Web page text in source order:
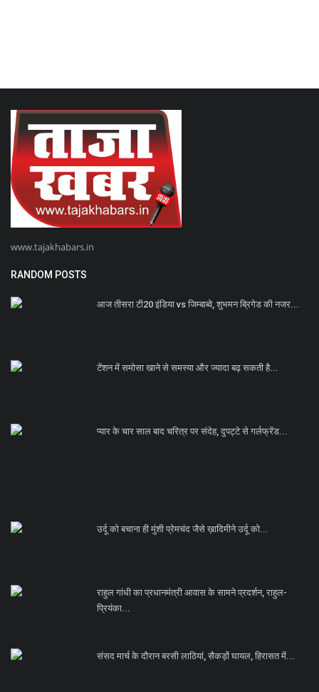
www.tajakhabars.in
RANDOM POSTS
आज तीसरा टी20 इंडिया vs जिम्बाब्वे, शुभमन ब्रिगेड की नजर...
टेंशन में समोसा खाने से समस्या और ज्यादा बढ़ सकती है...
प्यार के चार साल बाद चरित्र पर संदेह, दुपट्टे से गर्लफ्रेंड...
उर्दू को बचाना ही मुंशी प्रेमचंद जैसे ख़ादिमीने उर्दू को...
राहुल गांधी का प्रधानमंत्री आवास के सामने प्रदर्शन, राहुल-
प्रियंका...
संसद मार्च के दौरान बरसी लाठियां, सैकड़ों घायल, हिरासत में...